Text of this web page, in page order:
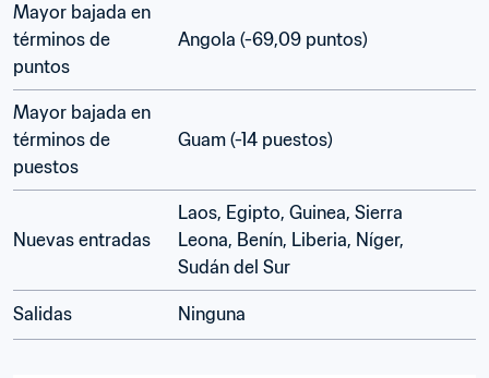
Mayor bajada en
términos de
puntos
Angola (-69,09 puntos)
Mayor bajada en
términos de
puestos
Guam (-14 puestos)
Nuevas entradas
Laos, Egipto, Guinea, Sierra
Leona, Benín, Liberia, Níger,
Sudán del Sur
Salidas Ninguna